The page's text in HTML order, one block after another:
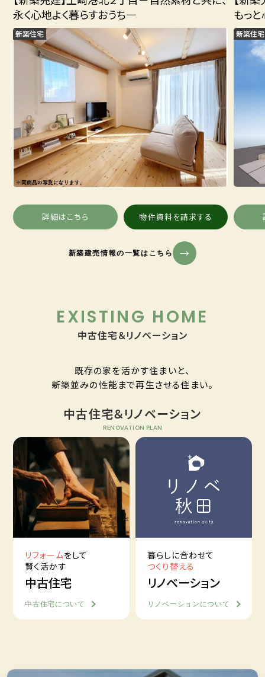
永く心地よく暮らすおうち―
新築住宅
詳細はこちら 物件資料を請求する
もっ
新築住宅
新築建売情報の一覧はこちら
EXISTING HOME
中古住宅＆リノベーション
既存の家を活かす住まいと、
新築並みの性能まで再生させる住まい。
中古住宅＆リノベーション
RENOVATION PLAN
リフォームをして
賢く活かす
中古住宅
中古住宅について
暮らしに合わせて
つくり替える
リノベーション
リノベーションについて